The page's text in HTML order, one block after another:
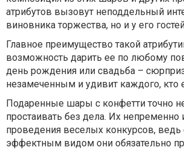
атрибутов вызовут неподдельный
виновника торжества, но и у его
Главное преимущество такой
возможность дарить ее по любому
день рождения или свадьба – сюрприз
незамеченным и удивит каждого, кто
Подаренные шары с конфетти точно
простаивать без дела. Их непременно
проведения веселых конкурсов,
эффектным видом они обязательно